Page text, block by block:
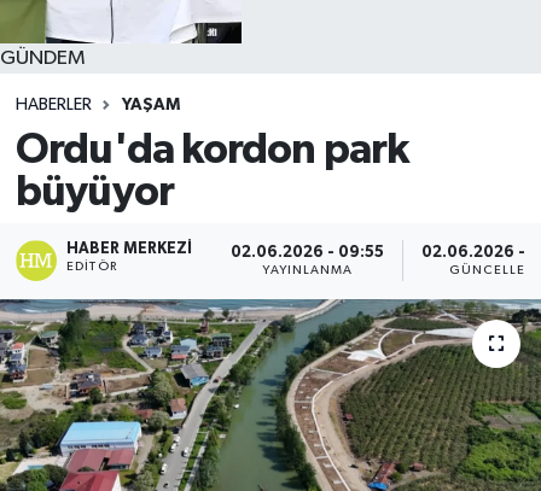
GÜNDEM
HABERLER YAŞAM
Ordu'da kordon park
büyüyor
HABER MERKEZI
EDITÖR
02.06.2026 - 09:55
YAYINLANMA
02.06.2026 -